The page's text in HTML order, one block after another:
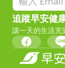
追蹤早安健
讓一天的生活充